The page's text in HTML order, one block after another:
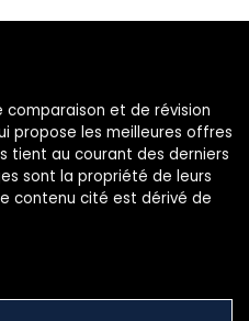
et de révision
propose les meilleures offres
tient au courant des derniers
sont la propriété de leurs
contenu cité est dérivé de